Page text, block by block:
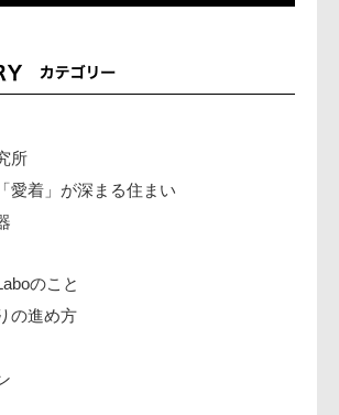
所
愛着」が深まる住まい
のこと
の進め方